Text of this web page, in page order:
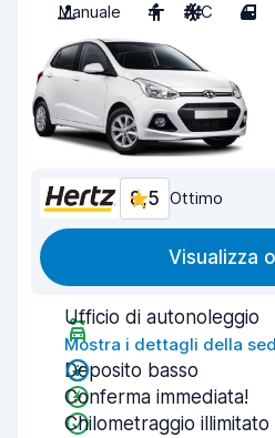
Manuale
4 A/C 4
8,5 Ottimo
Visualizza
Ufficio di autonoleggio
Mostra i dettagli della
Deposito basso
Conferma immediata!
Chilometraggio illimitato